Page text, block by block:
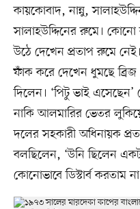
কায়কোবাদ, নান্নু,
সালাহউদ্দিনের রুমে। কোনো
উঠে দেখেন প্রতাপ রুমে
ফাঁক করে দেখেন ধুমছে
দিলেন। ‘পিটু ভাই
নাকি আলমারির ভেতর
দলের সহকারী অধিনায়ক
বলছিলেন, ‘উনি ছিলেন
কোনোভাবে ডিস্টার্ব করতাম